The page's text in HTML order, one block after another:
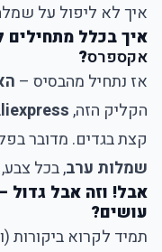
איך לא ליפול על
איך בכלל מתחילים
אקספרס?
אז נתחיל מהבסיס –
הקליק הזה,
קצת בגדים. מדובר
שמלות ערב, בכל
אבל! וזה אבל
עושים?
תמיד לקרוא ביקורות